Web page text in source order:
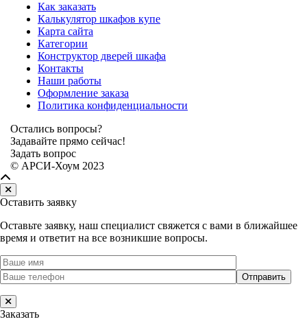
Как заказать
Калькулятор шкафов купе
Карта сайта
Категории
Конструктор дверей шкафа
Контакты
Наши работы
Оформление заказа
Политика конфиденциальности
Остались вопросы?
Задавайте прямо сейчас!
Задать вопрос
© АРСИ-Хоум 2023
Оставить заявку
Оставьте заявку, наш специалист свяжется с вами в ближайшее
время и ответит на все возникшие вопросы.
Заказать